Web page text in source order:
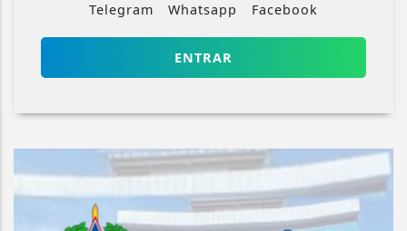
Telegram Whatsapp Facebook
ENTRAR